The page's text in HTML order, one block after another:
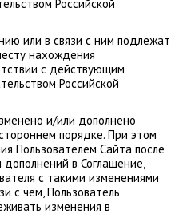
Российской
или в связи с ним подлежат
нахождения
с действующим
Российской
и/или дополнено
порядке. При этом
Пользователем Сайта после
в Соглашение,
с такими изменениями
с чем, Пользователь
изменения в